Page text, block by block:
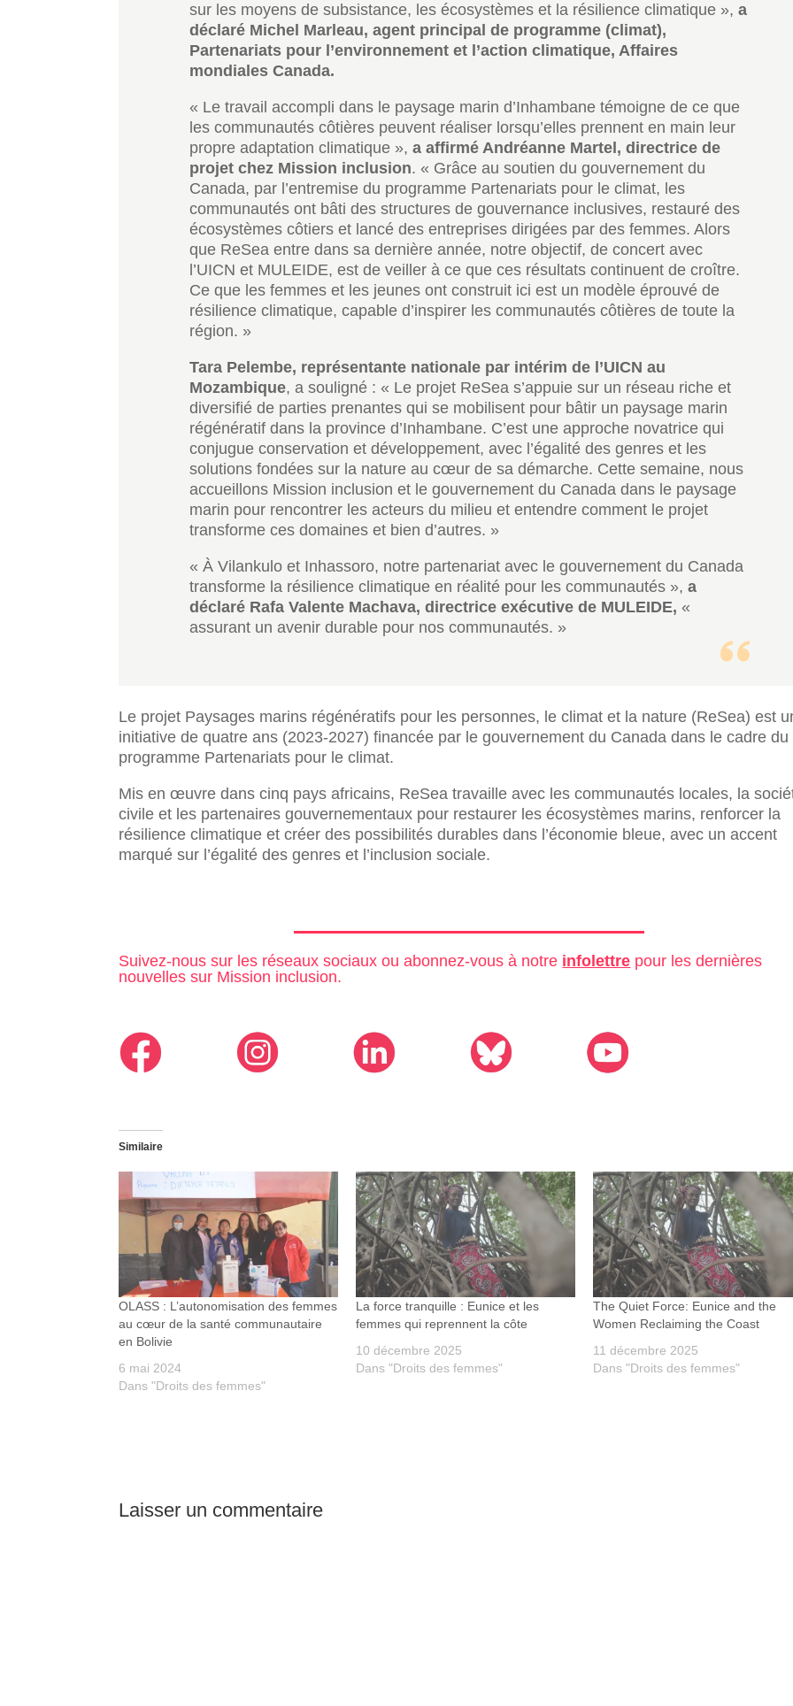
sur les moyens de subsistance, les écosystèmes et la résilience climatique », a
déclaré Michel Marleau, agent principal de programme (climat),
Partenariats pour l’environnement et l’action climatique, Affaires
mondiales Canada.
« Le travail accompli dans le paysage marin d’Inhambane témoigne de ce que
les communautés côtières peuvent réaliser lorsqu’elles prennent en main leur
propre adaptation climatique », a affirmé Andréanne Martel, directrice de
projet chez Mission inclusion. « Grâce au soutien du gouvernement du
Canada, par l’entremise du programme Partenariats pour le climat, les
communautés ont bâti des structures de gouvernance inclusives, restauré des
écosystèmes côtiers et lancé des entreprises dirigées par des femmes. Alors
que ReSea entre dans sa dernière année, notre objectif, de concert avec
l’UICN et MULEIDE, est de veiller à ce que ces résultats continuent de croître.
Ce que les femmes et les jeunes ont construit ici est un modèle éprouvé de
résilience climatique, capable d’inspirer les communautés côtières de toute la
région. »
Tara Pelembe, représentante nationale par intérim de l’UICN au
Mozambique, a souligné : « Le projet ReSea s’appuie sur un réseau riche et
diversifié de parties prenantes qui se mobilisent pour bâtir un paysage marin
régénératif dans la province d’Inhambane. C’est une approche novatrice qui
conjugue conservation et développement, avec l’égalité des genres et les
solutions fondées sur la nature au cœur de sa démarche. Cette semaine, nous
accueillons Mission inclusion et le gouvernement du Canada dans le paysage
marin pour rencontrer les acteurs du milieu et entendre comment le projet
transforme ces domaines et bien d’autres. »
« À Vilankulo et Inhassoro, notre partenariat avec le gouvernement du Canada
transforme la résilience climatique en réalité pour les communautés », a
déclaré Rafa Valente Machava, directrice exécutive de MULEIDE, «
assurant un avenir durable pour nos communautés. »
Le projet Paysages marins régénératifs pour les personnes, le climat et la nature (ReSea) est
initiative de quatre ans (2023-2027) financée par le gouvernement du Canada dans le cadre du
programme Partenariats pour le climat.
Mis en œuvre dans cinq pays africains, ReSea travaille avec les communautés locales, la
civile et les partenaires gouvernementaux pour restaurer les écosystèmes marins, renforcer la
résilience climatique et créer des possibilités durables dans l’économie bleue, avec un accent
marqué sur l’égalité des genres et l’inclusion sociale.
Suivez-nous sur les réseaux sociaux ou abonnez-vous à notre infolettre pour les dernières
nouvelles sur Mission inclusion.
Similaire
OLASS : L’autonomisation des femmes
au cœur de la santé communautaire
en Bolivie
6 mai 2024
Dans "Droits des femmes"
La force tranquille : Eunice et les
femmes qui reprennent la côte
10 décembre 2025
Dans "Droits des femmes"
The Quiet Force: Eunice and the
Women Reclaiming the Coast
11 décembre 2025
Dans "Droits des femmes"
Laisser un commentaire